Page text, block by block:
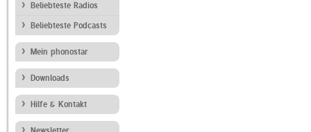
Beliebteste Radios
Beliebteste Podcasts
Mein phonostar
Downloads
Hilfe & Kontakt